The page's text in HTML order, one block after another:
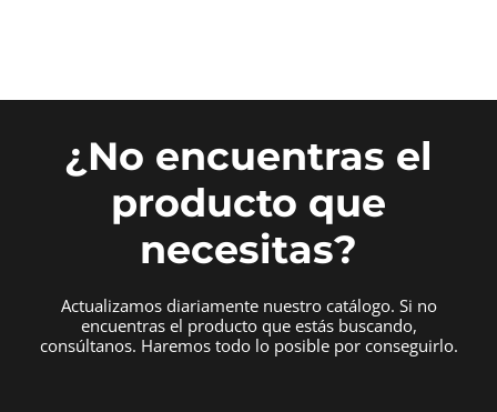
¿No encuentras el
producto que
necesitas?
Actualizamos diariamente nuestro catálogo. Si no
encuentras el producto que estás buscando,
consúltanos. Haremos todo lo posible por conseguirlo.